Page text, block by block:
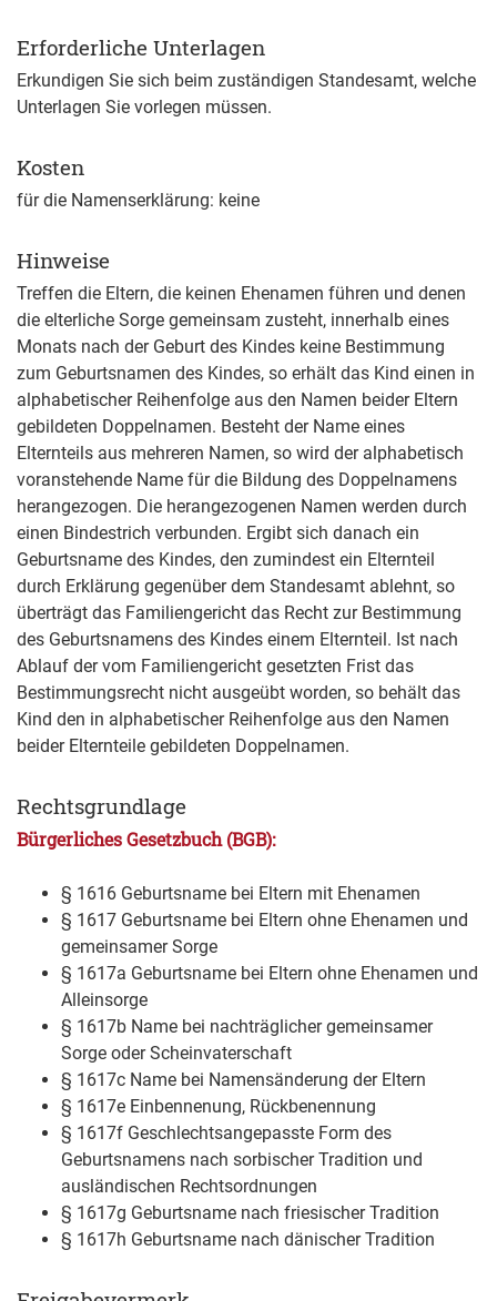
Erforderliche Unterlagen
Erkundigen Sie sich beim zuständigen Standesamt, welche
Unterlagen Sie vorlegen müssen.
Kosten
für die Namenserklärung: keine
Hinweise
Treffen die Eltern, die keinen Ehenamen führen und denen
die elterliche Sorge gemeinsam zusteht, innerhalb eines
Monats nach der Geburt des Kindes keine Bestimmung
zum Geburtsnamen des Kindes, so erhält das Kind einen in
alphabetischer Reihenfolge aus den Namen beider Eltern
gebildeten Doppelnamen. Besteht der Name eines
Elternteils aus mehreren Namen, so wird der alphabetisch
voranstehende Name für die Bildung des Doppelnamens
herangezogen. Die herangezogenen Namen werden durch
einen Bindestrich verbunden. Ergibt sich danach ein
Geburtsname des Kindes, den zumindest ein Elternteil
durch Erklärung gegenüber dem Standesamt ablehnt, so
überträgt das Familiengericht das Recht zur Bestimmung
des Geburtsnamens des Kindes einem Elternteil. Ist nach
Ablauf der vom Familiengericht gesetzten Frist das
Bestimmungsrecht nicht ausgeübt worden, so behält das
Kind den in alphabetischer Reihenfolge aus den Namen
beider Elternteile gebildeten Doppelnamen.
Rechtsgrundlage
Bürgerliches Gesetzbuch (BGB):
§ 1616 Geburtsname bei Eltern mit Ehenamen
§ 1617 Geburtsname bei Eltern ohne Ehenamen und
gemeinsamer Sorge
§ 1617a Geburtsname bei Eltern ohne Ehenamen und
Alleinsorge
§ 1617b Name bei nachträglicher gemeinsamer
Sorge oder Scheinvaterschaft
§ 1617c Name bei Namensänderung der Eltern
§ 1617e Einbennenung, Rückbenennung
§ 1617f Geschlechtsangepasste Form des
Geburtsnamens nach sorbischer Tradition und
ausländischen Rechtsordnungen
§ 1617g Geburtsname nach friesischer Tradition
§ 1617h Geburtsname nach dänischer Tradition